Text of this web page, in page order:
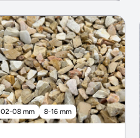
02-08 mm 8-16 mm